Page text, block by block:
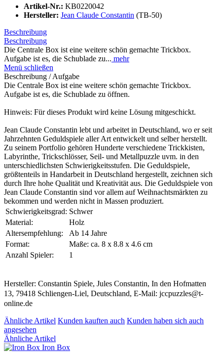
Artikel-Nr.: KB0220042
Hersteller: Jean Claude Constantin (TB-50)
Beschreibung
Beschreibung
Die Centrale Box ist eine weitere schön gemachte Trickbox.
Aufgabe ist es, die Schublade zu... mehr
Menü schließen
Beschreibung / Aufgabe
Die Centrale Box ist eine weitere schön gemachte Trickbox.
Aufgabe ist es, die Schublade zu öffnen.
Hinweis: Für dieses Produkt wird keine Lösung mitgeschickt.
Jean Claude Constantin lebt und arbeitet in Deutschland, wo er seit
Jahrzehnten Geduldspiele aller Art entwickelt und selber herstellt.
Zu seinem Portfolio gehören Hunderte verschiedene Trickkisten,
Labyrinthe, Trickschlösser, Seil- und Metallpuzzle uvm. in den
unterschiedlichsten Schwierigkeitsstufen. Die Geduldspiele,
größtenteils in Handarbeit in Deutschland hergestellt, zeichnen sich
durch Ihre hohe Qualität und Kreativität aus. Die Geduldspiele von
Jean Claude Constantin sind vor allem auf Weihnachtsmärkten zu
bekommen und werden nicht in Massen produziert.
Schwierigkeitsgrad: Schwer
Material:
Holz
Altersempfehlung:
Ab 14 Jahre
Format:
Maße: ca. 8 x 8.8 x 4.6 cm
Anzahl Spieler:
1
Hersteller: Constantin Spiele, Jules Constantin, In den Hofmatten
13, 79418 Schliengen-Liel, Deutschland, E-Mail: jccpuzzles@t-
online.de
Ähnliche Artikel Kunden kauften auch Kunden haben sich auch
angesehen
Ähnliche Artikel
Iron Box